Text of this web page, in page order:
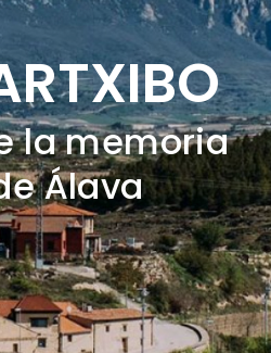
la memoria
Álava